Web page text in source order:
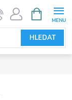
HLEDAT
NÁKUPNÍ
KOŠÍK